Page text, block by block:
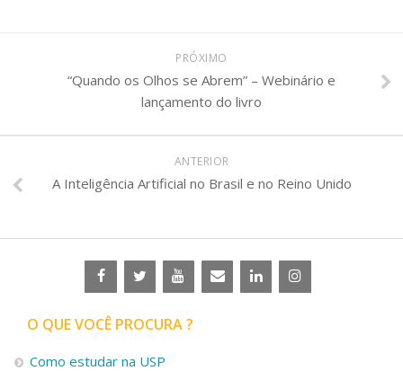
PRÓXIMO
“Quando os Olhos se Abrem” – Webinário e
lançamento do livro
ANTERIOR
A Inteligência Artificial no Brasil e no Reino Unido
O QUE VOCÊ PROCURA ?
Como estudar na USP